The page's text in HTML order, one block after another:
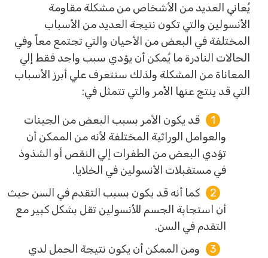
يُعاني العديد من الأشخاص من مشكلة مقاومة
الأنسولين والتي تكون نتيجة العديد من الأسباب
المختلفة في البعض من الأحيان والتي تجتمع معاً وفي
الحالات النادرة ما يُمكن أن يؤدي سبب واجد فقط إلي
المعاناة من المشكلة ولذلك سنتعرف علي أبرز الأسباب
التي قد ينتج عنها الأمر والتي تتمثل في:
قد يكون الأمر بسبب البعض من الجينات
والعوامل الوراثية المختلفة لأنه من الممكن أن
تؤدي البعض من الطفرات إلي النقص أو الشذوذ
في مستقبلات الأنسولين في الخلايا.
كما أنه قد يكون بسبب التقدم في السن حيث
أن استجابة الجسم للأنسولين تقل بشكل كبير مع
التقدم في السن.
ومن الممكن أن يكون نتيجة الحمل لدي